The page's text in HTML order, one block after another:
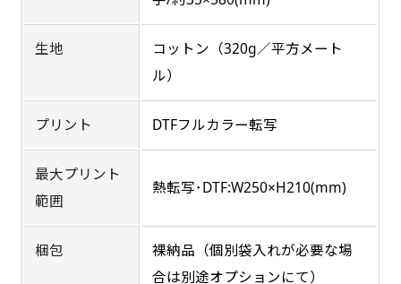
生地
コットン（320g／平方メート
ル）
プリント DTFフルカラー転写
最大プリント
範囲
熱転写･DTF:W250×H210(mm)
梱包
裸納品（個別袋入れが必要な場
合は別途オプションにて）
ットでついてます。
ジャンボ(90x270)
遠くからでも視認しやすいジャンボサイズです。
駐車場などのスペースに余裕がある場所で大々的
に宣伝できます。
す。かわいいい＆おしゃれなのぼりです。台はセ
ットでついてます。
ジャンボ(270x90)
遠くからでも視認しやすいジャンボサイズです。
駐車場などのスペースに余裕がある場所で大々的
に宣伝できます。
るに近くなるイメージ）一般的な方法は、旗の
素材に特殊な化学薬品を使用して延焼を抑えま
お急ぎ［ +330円 ］
お急ぎは翌営業日発送（基本12時締め切り)枚数
によって対応できない場合、ギリギリでも対応
できる場合もあります。防炎加工、トロピカル
生地は対応不可です。